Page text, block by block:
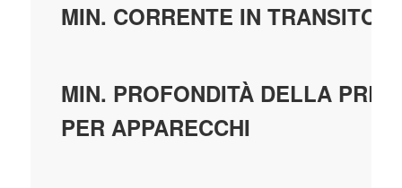
MIN. CORRENTE IN
MIN. PROFONDITÀ DELLA
PER APPARECCHI